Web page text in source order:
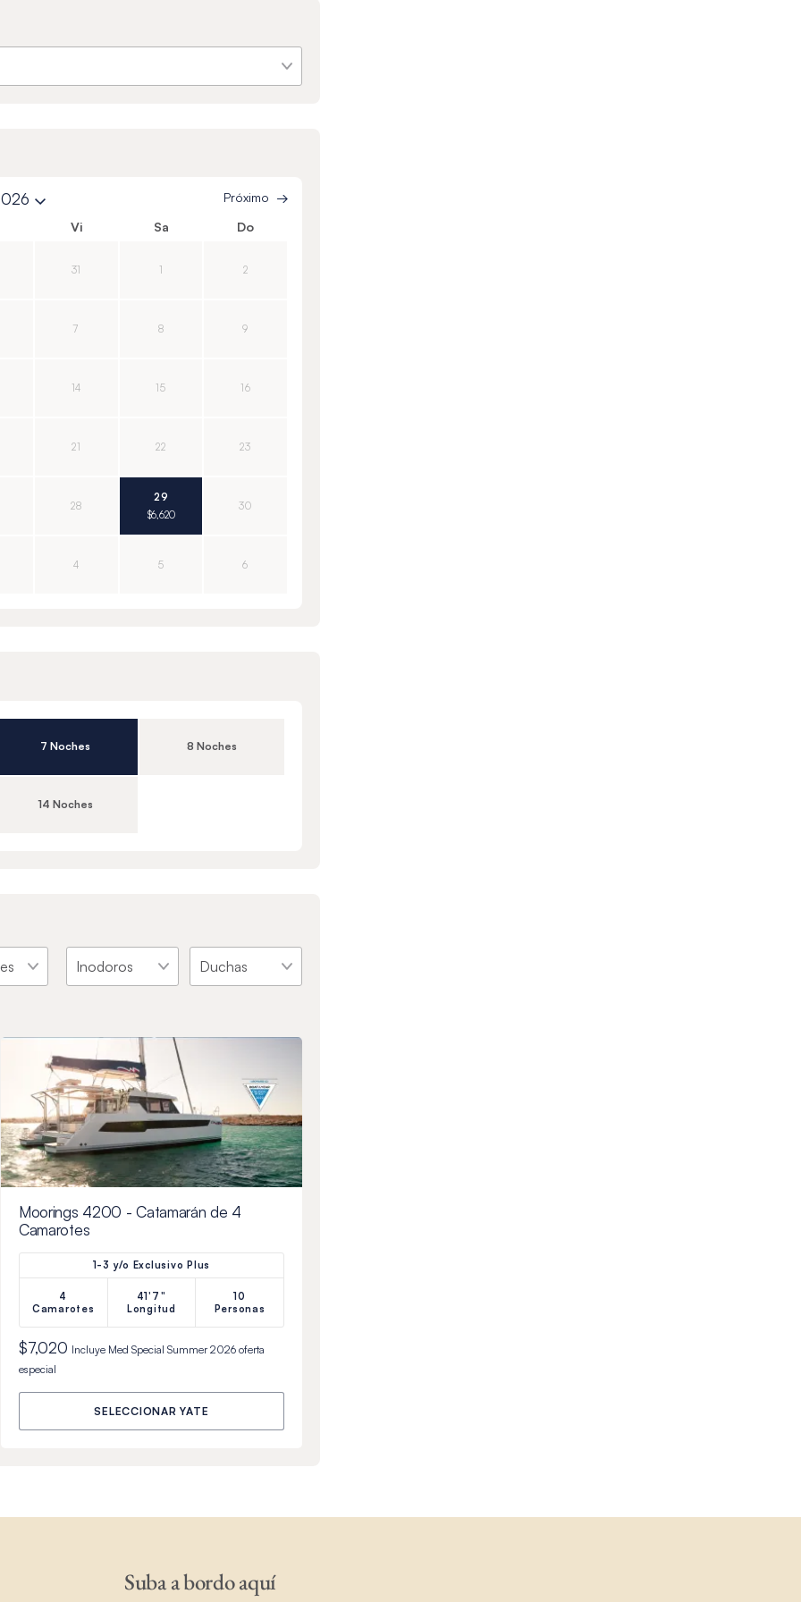
Próximo
Vi
Sa Do
31 1 2
7 8 9
14 15 16
21 22 23
28
29
$6,620
30
4 5 6
7 Noches 8 Noches
14 Noches
Moorings 4200 - Catamarán de 4
Camarotes
1-3 y/o Exclusivo Plus
4
Camarotes
41'7"
Longitud
10
Personas
$7,020 Incluye Med Special Summer 2026oferta
especial
SELECCIONAR YATE
Suba a bordo aquí